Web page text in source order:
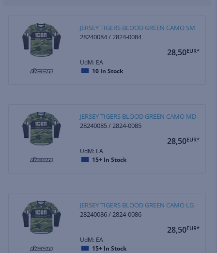
JERSEY TIGERS BLOOD GREEN CAMO SM
28240084 / 2824-0084
28,50EUR*
UdM: EA
10 In Stock
JERSEY TIGERS BLOOD GREEN CAMO MD
28240085 / 2824-0085
28,50EUR*
UdM: EA
15+ In Stock
JERSEY TIGERS BLOOD GREEN CAMO LG
28240086 / 2824-0086
28,50EUR*
UdM: EA
15+ In Stock